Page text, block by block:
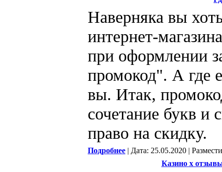
Наверняка вы
интернет-
поле при
промокод". А где
вы. Итак,
сочетание букв и
право на скидку.
Подробнее | Дата: 25.05.2020 |
Казино х